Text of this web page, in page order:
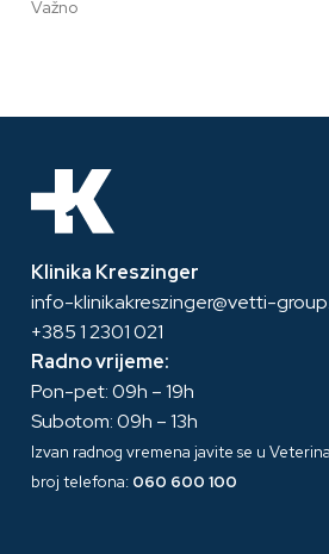
Važno
Klinika Kreszinger
info-klinikakreszinger@vetti-
+385 1 2301 021
Radno vrijeme:
Pon-pet: 09h – 19h
Subotom: 09h – 13h
Izvan radnog vremena javite se u
broj telefona: 060 600 100